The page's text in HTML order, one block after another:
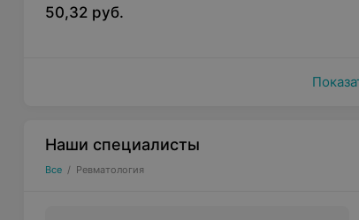
50,32 руб.
Наши специалисты
Все / Ревматология